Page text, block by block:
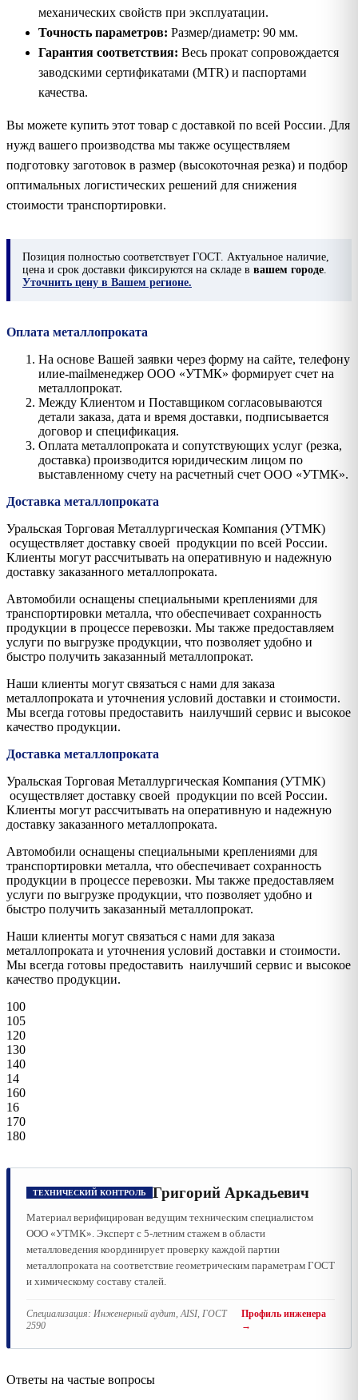
механических свойств при эксплуатации.
Точность параметров: Размер/диаметр: 90 мм.
Гарантия соответствия: Весь прокат сопровождается
заводскими сертификатами (MTR) и паспортами
качества.
Вы можете купить этот товар с доставкой по всей России. Для
нужд вашего производства мы также осуществляем
подготовку заготовок в размер (высокоточная резка) и подбор
оптимальных логистических решений для снижения
стоимости транспортировки.
Позиция полностью соответствует ГОСТ. Актуальное наличие,
цена и срок доставки фиксируются на складе в вашем городе
Уточнить цену в Вашем регионе.
Оплата металлопроката
На основе Вашей заявки через форму на сайте, телефону
илиe-mailменеджер ООО «УТМК» формирует счет на
металлопрокат.
Между Клиентом и Поставщиком согласовываются
детали заказа, дата и время доставки, подписывается
договор и спецификация.
Оплата металлопроката и сопутствующих услуг (резка,
доставка) производится юридическим лицом по
выставленному счету на расчетный счет ООО «УТМК».
Доставка металлопроката
Уральская Торговая Металлургическая Компания (УТМК)
осуществляет доставку своей продукции по всей России.
Клиенты могут рассчитывать на оперативную и надежную
доставку заказанного металлопроката.
Автомобили оснащены специальными креплениями для
транспортировки металла, что обеспечивает сохранность
продукции в процессе перевозки. Мы также предоставляем
услуги по выгрузке продукции, что позволяет удобно и
быстро получить заказанный металлопрокат.
Наши клиенты могут связаться с нами для заказа
металлопроката и уточнения условий доставки и стоимости.
Мы всегда готовы предоставить наилучший сервис и высокое
качество продукции.
Доставка металлопроката
Уральская Торговая Металлургическая Компания (УТМК)
осуществляет доставку своей продукции по всей России.
Клиенты могут рассчитывать на оперативную и надежную
доставку заказанного металлопроката.
Автомобили оснащены специальными креплениями для
транспортировки металла, что обеспечивает сохранность
продукции в процессе перевозки. Мы также предоставляем
услуги по выгрузке продукции, что позволяет удобно и
быстро получить заказанный металлопрокат.
Наши клиенты могут связаться с нами для заказа
металлопроката и уточнения условий доставки и стоимости.
Мы всегда готовы предоставить наилучший сервис и высокое
качество продукции.
100
105
120
130
140
14
160
16
170
180
ТЕХНИЧЕСКИЙ КОНТРОЛЬ Григорий Аркадьевич
Материал верифицирован ведущим техническим специалистом
ООО «УТМК». Эксперт с 5-летним стажем в области
металловедения координирует проверку каждой партии
металлопроката на соответствие геометрическим параметрам ГОСТ
и химическому составу сталей.
Специализация: Инженерный аудит, AISI, ГОСТ
2590
Профиль инженера
→
Ответы на частые вопросы